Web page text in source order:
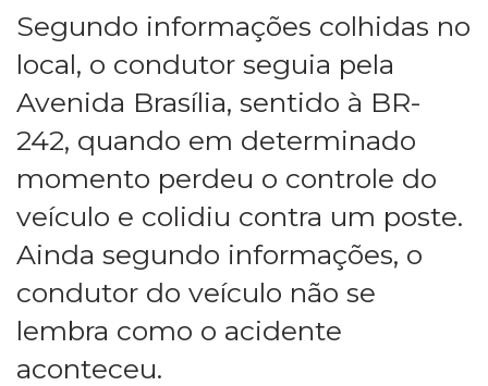
Segundo informações colhidas no
local, o condutor seguia pela
Avenida Brasília, sentido à BR-
242, quando em determinado
momento perdeu o controle do
veículo e colidiu contra um poste.
Ainda segundo informações, o
condutor do veículo não se
lembra como o acidente
aconteceu.